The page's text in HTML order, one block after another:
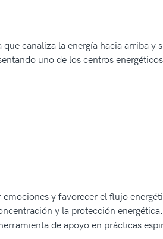
canaliza la energía hacia arriba
uno de los centros
y favorecer el flujo
y la protección
de apoyo en prácticas